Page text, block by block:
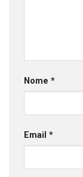
Nome *
Email *